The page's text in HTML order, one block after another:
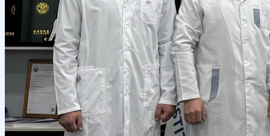
Руководство
Научные проекты и гранты